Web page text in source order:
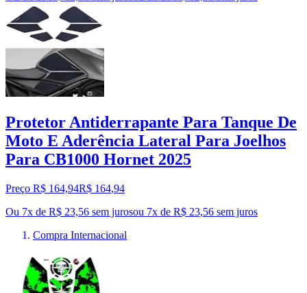
Protetor Antiderrapante Para Tanque De
Moto E Aderência Lateral Para Joelhos
Para CB1000 Hornet 2025
Preço R$ 164,94R$ 164,94
Ou 7x de R$ 23,56 sem jurosou 7x de R$ 23,56 sem juros
Compra Internacional